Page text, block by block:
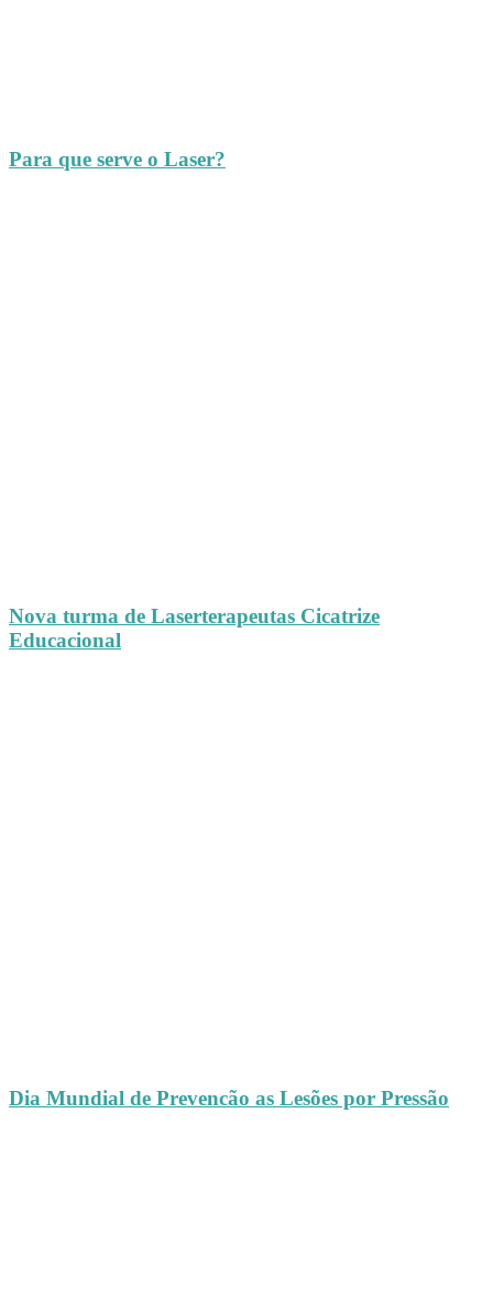
Para que serve o Laser?
Nova turma de Laserterapeutas Cicatrize
Educacional
Dia Mundial de Prevencão as Lesões por Pressão